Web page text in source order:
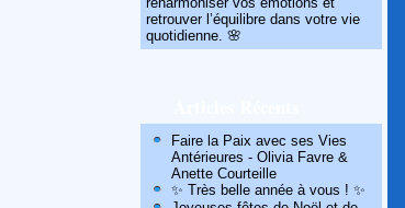
retrouver l’équilibre dans votre vie
quotidienne. 🌸
Faire la Paix avec ses Vies
Antérieures - Olivia Favre &
Anette Courteille
✨ Très belle année à vous ! ✨